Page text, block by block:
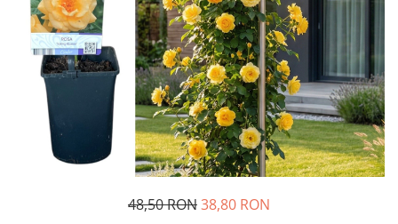
Bulbi de Echinacea
Bulbi de Frezie
Bulbi de Fritillaria
Bulbi de Gaillardia (Kokarda)
Bulbi de Gladiole
Bulbi de Irisi - Stanjenel
Bulbi de Lalele
Păr - Pyrus communis
Smochini - Ficus carica
Viță de Vie - Vitis
Zmeur - Rubus
48,50 RON38,80 RON